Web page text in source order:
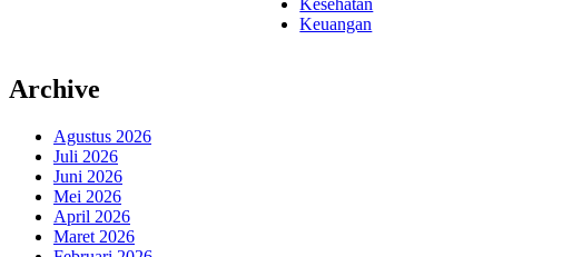
Kesehatan
Keuangan
Archive
Agustus 2026
Juli 2026
Juni 2026
Mei 2026
April 2026
Maret 2026